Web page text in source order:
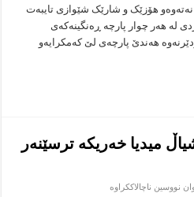
هۆزێک و شارێک شێوازی تایبەت
لە هەر چوار پارچە ڕەنگینەکەی
هەندێ پارچەی لێ کەمکرایەو
میدیا خەریکە ترسێنەر
نووسین ناچالاککراوە